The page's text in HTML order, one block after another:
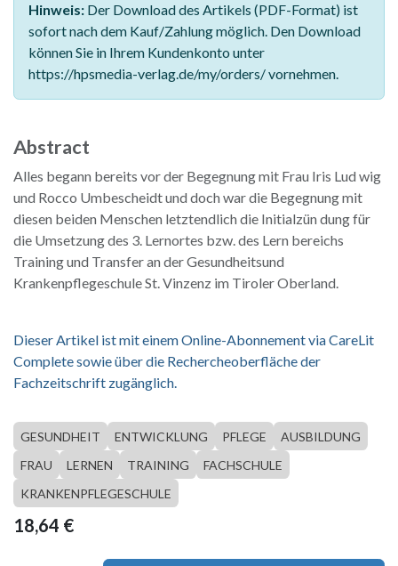
Hinweis: Der Download des Artikels (PDF-Format) ist
sofort nach dem Kauf/Zahlung möglich. Den Download
können Sie in Ihrem Kundenkonto unter
https://hpsmedia-verlag.de/my/orders/ vornehmen.
Abstract
Alles begann bereits vor der Begegnung mit Frau Iris Lud wig
und Rocco Umbescheidt und doch war die Begegnung mit
diesen beiden Menschen letztendlich die Initialzün dung für
die Umsetzung des 3. Lernortes bzw. des Lern bereichs
Training und Transfer an der Gesundheitsund
Krankenpflegeschule St. Vinzenz im Tiroler Oberland.
Dieser Artikel ist mit einem Online-Abonnement via CareLit
Complete sowie über die Rechercheoberfläche der
Fachzeitschrift zugänglich.
GESUNDHEIT ENTWICKLUNG PFLEGE
AUSBILDUNG
FRAU
LERNEN TRAINING
FACHSCHULE
KRANKENPFLEGESCHULE
18,64 €